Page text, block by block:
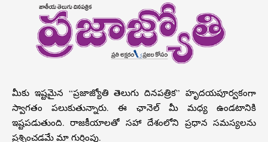
మీకు ఇష్టమైన “ప్రజాజ్యోతి తెలుగు దినపత్రిక” హృదయపూర్వకంగా
స్వాగతం పలుకుతున్నారు. ఈ ఛానెల్ మీ మధ్య ఉండటానికి
ఇష్టపడుతుంది. రాజకీయాలతో సహా దేశంలోని ప్రధాన సమస్యలను
ప్రశ్నించడమే మా గుర్తింపు.